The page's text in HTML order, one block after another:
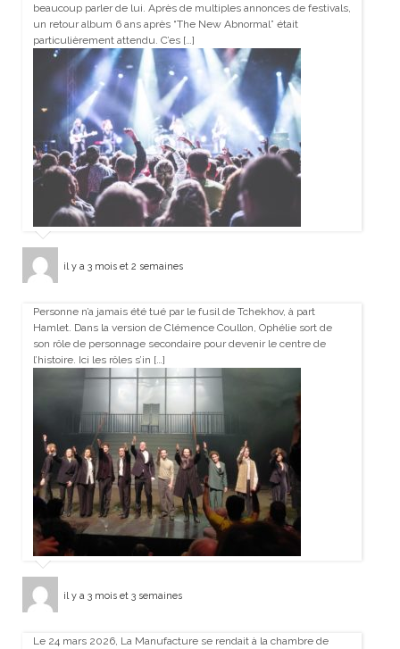
beaucoup parler de lui. Après de multiples annonces de festivals,
un retour album 6 ans après “The New Abnormal” était
particulièrement attendu. C’es […]
il y a 3 mois et 2 semaines
Personne n’a jamais été tué par le fusil de Tchekhov, à part
Hamlet. Dans la version de Clémence Coullon, Ophélie sort de
son rôle de personnage secondaire pour devenir le centre de
l’histoire. Ici les rôles s’in […]
il y a 3 mois et 3 semaines
Le 24 mars 2026, La Manufacture se rendait à la chambre de